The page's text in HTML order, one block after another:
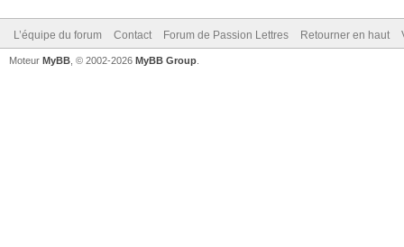
L’équipe du forum Contact Forum de Passion Lettres Retourner en haut
Moteur MyBB , © 2002-2026 MyBB Group